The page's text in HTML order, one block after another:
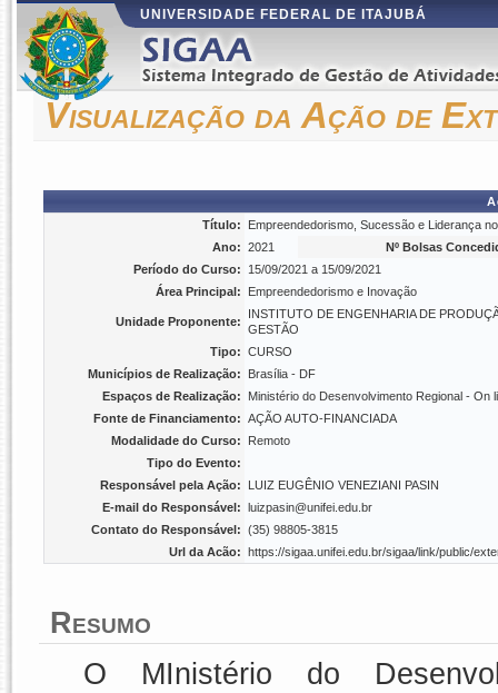
UNIVERSIDADE FEDERAL DE ITAJUBÁ
Visualização da Ação de
Título:
Empreendedorismo, Sucessão e Liderança
Ano: 2021
Nº Bolsas
Período do Curso:
15/09/2021 a 15/09/2021
Área Principal:
Empreendedorismo e Inovação
Unidade Proponente:
INSTITUTO DE ENGENHARIA DE
GESTÃO
Tipo: CURSO
Municípios de Realização:
Brasília - DF
Espaços de Realização:
Ministério do Desenvolvimento Regional - On
Fonte de Financiamento: AÇÃO AUTO-FINANCIADA
Modalidade do Curso:
Remoto
Tipo do Evento:
Responsável pela Ação:
LUIZ EUGÊNIO VENEZIANI PASIN
E-mail do Responsável: luizpasin@unifei.edu.br
Contato do Responsável: (35) 98805-3815
Url da Acão: https://sigaa.unifei.edu.br/sigaa/link/public/
Resumo
O MInistério do